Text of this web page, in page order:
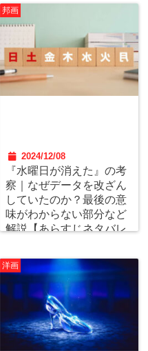
邦画
2024/12/08
『水曜日が消えた』の考
察｜なぜデータを改ざん
していたのか？最後の意
味がわからない部分など
解説【あらすじネタバレ
洋画